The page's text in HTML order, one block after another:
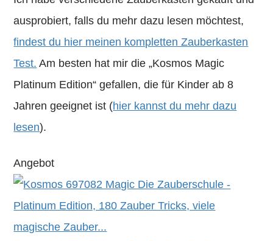
ausprobiert, falls du mehr dazu lesen möchtest,
findest du hier meinen kompletten Zauberkasten
Test. Am besten hat mir die „Kosmos Magic
Platinum Edition“ gefallen, die für Kinder ab 8
Jahren geeignet ist (hier kannst du mehr dazu
lesen).
Angebot